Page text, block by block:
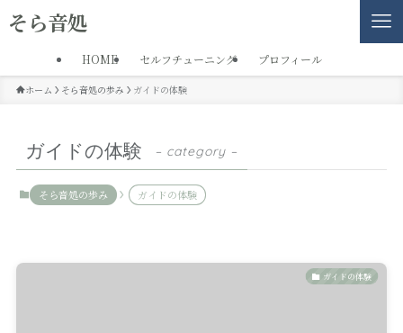
そら音処
HOME セルフチューニング プロフィール
ホーム そら音処の歩み ガイドの体験
ガイドの体験 – category –
そら音処の歩み ガイドの体験
ガイドの体験